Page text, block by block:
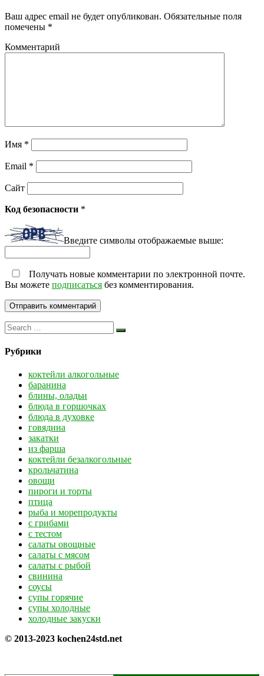
Ваш адрес email не будет опубликован. Обязательные поля
помечены *
Комментарий
Имя *
Email *
Сайт
Код безопасности *
Введите символы отображаемые выше:
Получать новые комментарии по электронной почте.
Вы можете подписаться без комментирования.
Рубрики
коктейли алкогольные
баранина
блины, оладьи
блюда в горшочках
блюда в духовке
говядина
закатки
из фарша
коктейли безалкогольные
крольчатина
овощи
пироги и торты
птица
рыба и морепродукты
с грибами
с тестом
салаты овощные
салаты с мясом
салаты с рыбой
свинина
соусы
супы горячие
супы холодные
холодные закуски
© 2013-2023 kochen24std.net